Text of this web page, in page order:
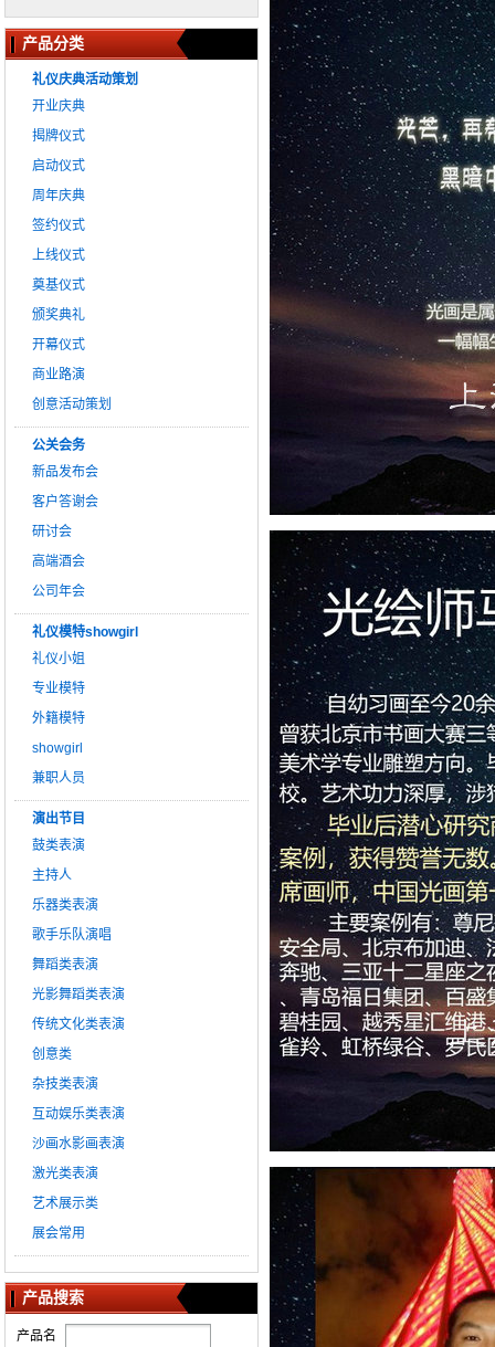
产品分类
礼仪庆典活动策划
开业庆典
揭牌仪式
启动仪式
周年庆典
签约仪式
上线仪式
奠基仪式
颁奖典礼
开幕仪式
商业路演
创意活动策划
公关会务
新品发布会
客户答谢会
研讨会
高端酒会
公司年会
礼仪模特showgirl
礼仪小姐
专业模特
外籍模特
showgirl
兼职人员
演出节目
鼓类表演
主持人
乐器类表演
歌手乐队演唱
舞蹈类表演
光影舞蹈类表演
传统文化类表演
创意类
杂技类表演
互动娱乐类表演
沙画水影画表演
激光类表演
艺术展示类
展会常用
产品搜索
产品名